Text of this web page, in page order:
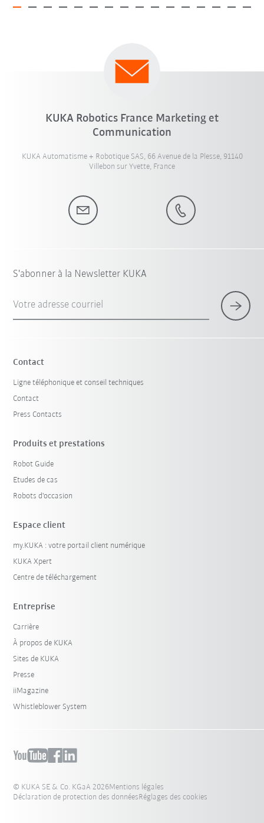
KUKA Robotics France Marketing et
Communication
KUKA Automatisme + Robotique SAS, 66 Avenue de la Plesse, 91140
Villebon sur Yvette, France
S'abonner à la Newsletter KUKA
Votre adresse courriel
Contact
Ligne téléphonique et conseil techniques
Contact
Press Contacts
Produits et prestations
Robot Guide
Etudes de cas
Robots d'occasion
Espace client
my.KUKA : votre portail client numérique
KUKA Xpert
Centre de téléchargement
Entreprise
Carrière
À propos de KUKA
Sites de KUKA
Presse
iiMagazine
Whistleblower System
© KUKA SE & Co. KGaA 2026Mentions légales
Déclaration de protection des donnéesRéglages des cookies